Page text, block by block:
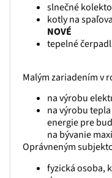
slnečné
kotly na
NOVÉ
tepelné
Malým zariadením v
na výrobu
na výrobu
energie pre
na bývanie
Oprávneným
fyzická osoba,